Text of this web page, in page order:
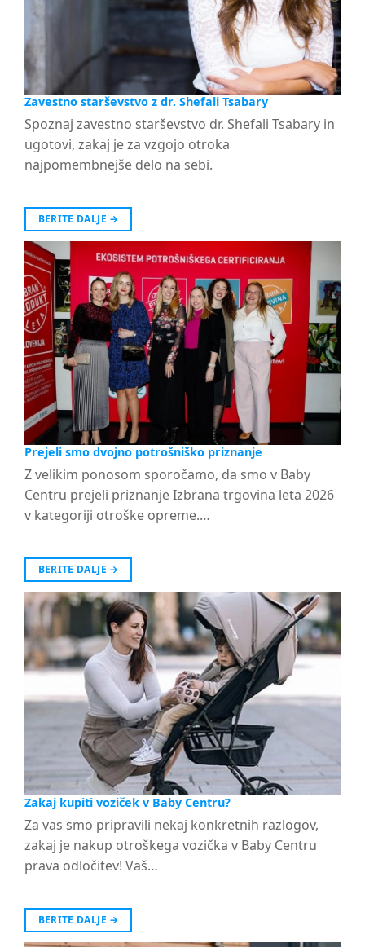
Zavestno starševstvo z dr. Shefali Tsabary
Spoznaj zavestno starševstvo dr. Shefali Tsabary in
ugotovi, zakaj je za vzgojo otroka
najpomembnejše delo na sebi.
BERITE DALJE →
Prejeli smo dvojno potrošniško priznanje
Z velikim ponosom sporočamo, da smo v Baby
Centru prejeli priznanje Izbrana trgovina leta 2026
v kategoriji otroške opreme.…
BERITE DALJE →
Zakaj kupiti voziček v Baby Centru?
Za vas smo pripravili nekaj konkretnih razlogov,
zakaj je nakup otroškega vozička v Baby Centru
prava odločitev! Vaš…
BERITE DALJE →